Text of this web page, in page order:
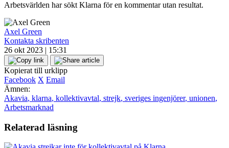
Arbetsvärlden har sökt Klarna för en kommentar utan resultat.
Axel Green
Kontakta skribenten
26 okt 2023 | 15:31
Kopierat till urklipp
Facebook X Email
Ämnen:
Akavia, klarna, kollektivavtal, strejk, sveriges ingenjörer, unionen,
Arbetsmarknad
Relaterad läsning